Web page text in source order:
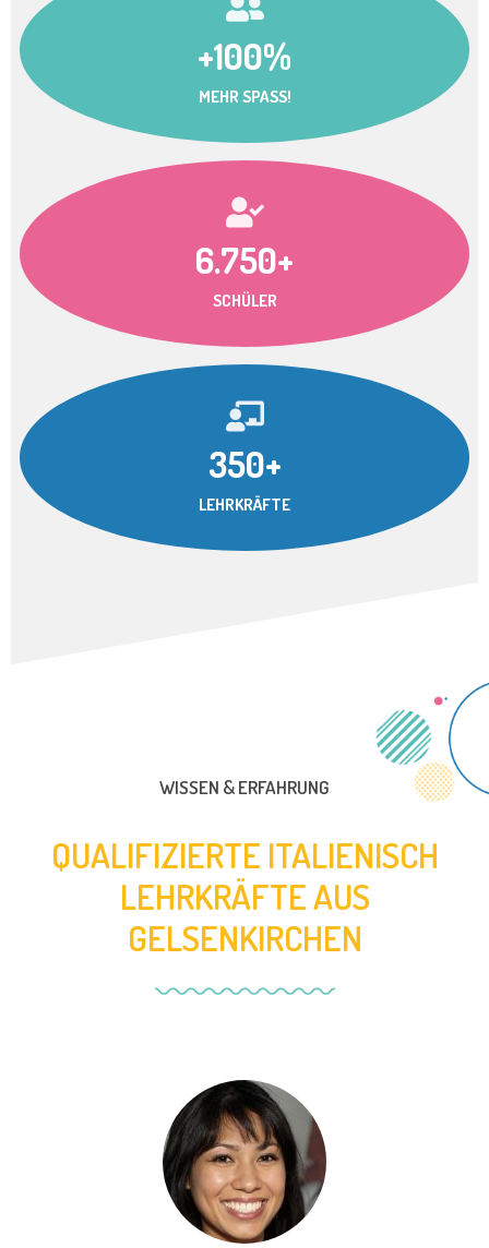
+100%
MEHR SPASS!
6.750+
SCHÜLER
350+
LEHRKRÄFTE
WISSEN & ERFAHRUNG
QUALIFIZIERTE ITALIENISCH
LEHRKRÄFTE AUS
GELSENKIRCHEN